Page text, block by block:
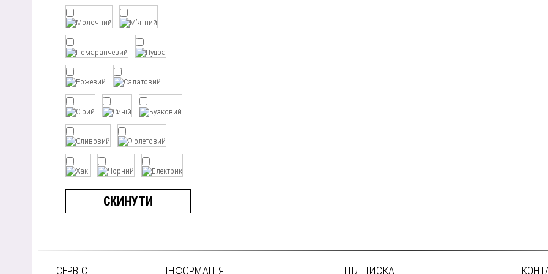
СКИНУТИ
СЕРВІС ІНФОРМАЦІЯ ПІДПИСКА